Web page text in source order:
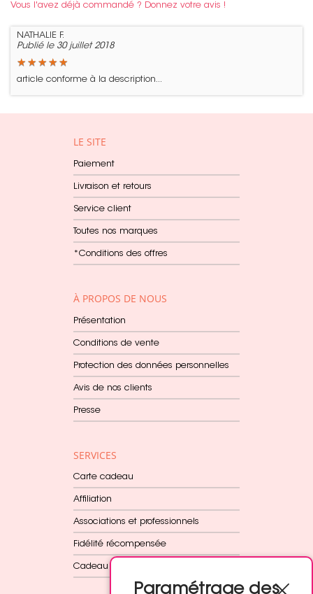
Vous l'avez déjà commandé ? Donnez votre avis !
NATHALIE F.
Publié le 30 juillet 2018
★ ★ ★ ★ ★
★ ★ ★ ★ ★
article conforme à la description...
LE SITE
Paiement
Livraison et retours
Service client
Toutes nos marques
*Conditions des offres
À PROPOS DE NOUS
Présentation
Conditions de vente
Protection des données personnelles
Avis de nos clients
Presse
SERVICES
Carte cadeau
Affiliation
Associations et professionnels
Fidélité récompensée
Cadeau dès 60€
Paramétrage des